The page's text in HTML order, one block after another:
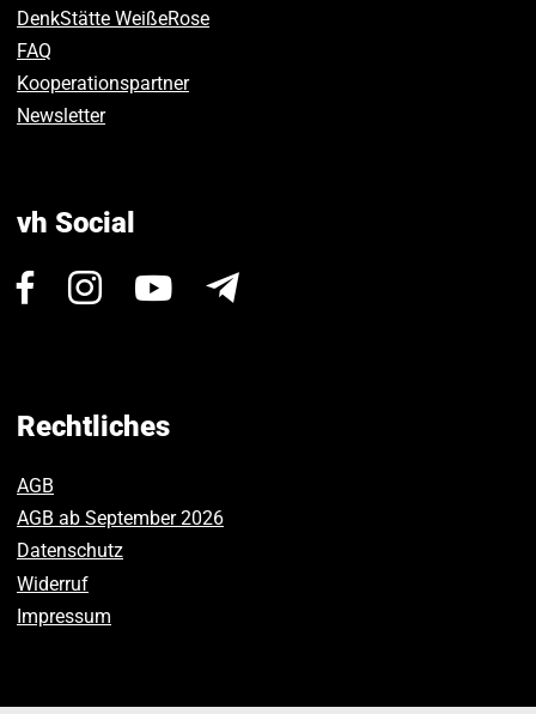
DenkStätte WeißeRose
FAQ
Kooperationspartner
Newsletter
vh Social
Besuchen
Facebook.
Besuchen
Instagram.
Besuchen
Rechtliches
AGB
AGB ab September 2026
Datenschutz
Widerruf
Impressum